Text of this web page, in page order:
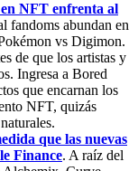
NFT enfrenta al
fandoms abundan en
vs Digimon.
de que los artistas y
Ingresa a Bored
que encarnan los
NFT, quizás
que las nuevas
Finance. A raíz del